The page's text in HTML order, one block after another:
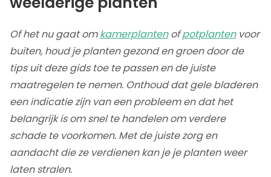
Of het nu gaat omkamerplantenofpotplantenvoor
buiten, houd je planten gezond en groen door de
tips uit deze gids toe te passen en de juiste
maatregelen te nemen. Onthoud dat gele bladeren
een indicatie zijn van een probleem en dat het
belangrijk is om snel te handelen om verdere
schade te voorkomen. Met de juiste zorg en
aandacht die ze verdienen kan je je planten weer
laten stralen.